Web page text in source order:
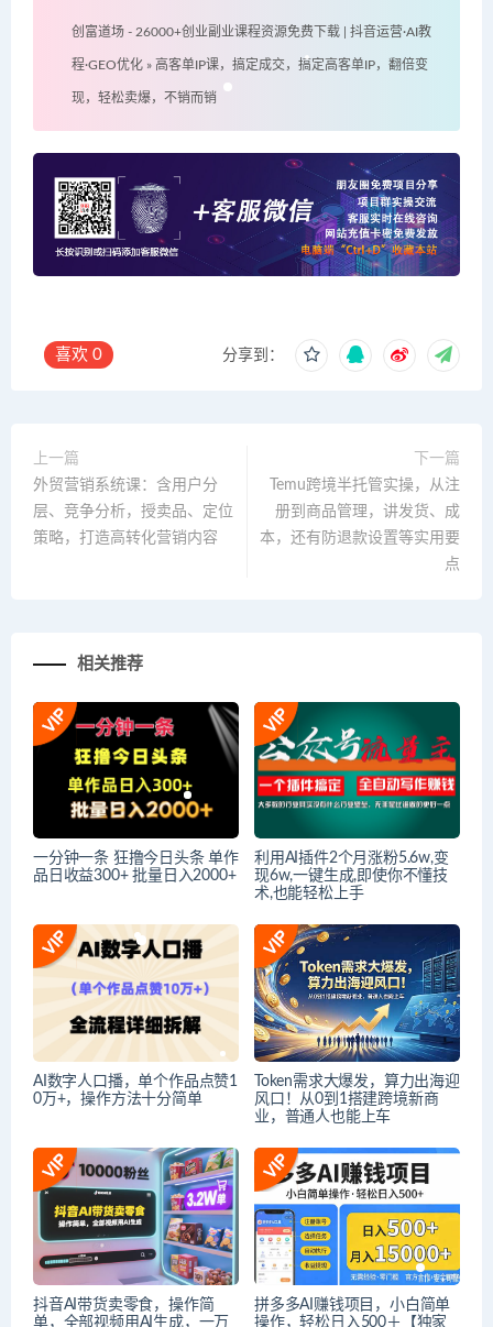
创富道场 - 26000+创业副业课程资源免费下载 | 抖音运营·AI教
程·GEO优化 » 高客单IP课，搞定成交，搞定高客单IP，翻倍变
现，轻松卖爆，不销而销
喜欢 0 分享到：
上一篇
外贸营销系统课：含用户分
层、竞争分析，授卖品、定位
策略，打造高转化营销内容
下一篇
Temu跨境半托管实操，从注
册到商品管理，讲发货、成
本，还有防退款设置等实用要
点
相关推荐
一分钟一条 狂撸今日头条 单作
品日收益300+ 批量日入2000+
利用AI插件2个月涨粉5.6w,变
现6w,一键生成,即使你不懂技
术,也能轻松上手
AI数字人口播，单个作品点赞1
0万+，操作方法十分简单
Token需求大爆发，算力出海迎
风口！从0到1搭建跨境新商
业，普通人也能上车
抖音AI带货卖零食，操作简
单，全部视频用AI生成，一万
拼多多AI赚钱项目，小白简单
操作，轻松日入500＋【独家